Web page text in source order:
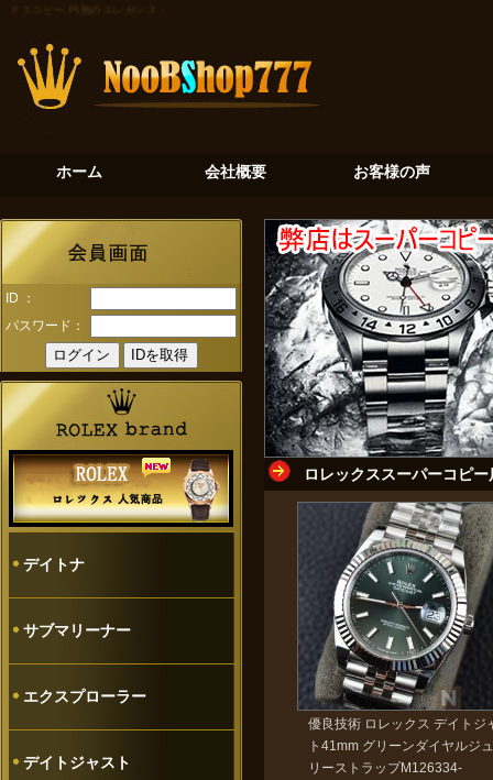
ホーム 会社概要 お客様の声
ID ：
パスワード：
デイトナ
サブマリーナー
エクスプローラー
デイトジャスト
ロレックススーパーコピー
優良技術 ロレックス デイトジ
ト41mm グリーンダイヤルジ
リーストラップM126334-